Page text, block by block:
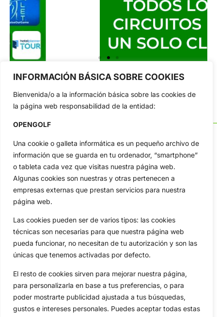
INFORMACIÓN BÁSICA SOBRE COOKIES
Bienvenida/o a la información básica sobre las cookies de
la página web responsabilidad de la entidad:
OPENGOLF
Una cookie o galleta informática es un pequeño archivo de
información que se guarda en tu ordenador, “smartphone”
o tableta cada vez que visitas nuestra página web.
Algunas cookies son nuestras y otras pertenecen a
empresas externas que prestan servicios para nuestra
página web.
Las cookies pueden ser de varios tipos: las cookies
técnicas son necesarias para que nuestra página web
pueda funcionar, no necesitan de tu autorización y son las
únicas que tenemos activadas por defecto.
El resto de cookies sirven para mejorar nuestra página,
para personalizarla en base a tus preferencias, o para
poder mostrarte publicidad ajustada a tus búsquedas,
gustos e intereses personales. Puedes aceptar todas estas
OpenGolf ofrece toda la actualidad, información del golf
profesional y amateur, resultados en directo, vídeos, noticias,
Jon Rahm, LIV Golf, PGA Tour, Ryder Cup, DP World Tour, LPGA
Tour...
Inicio
Actualidad
Amateurs
Circuitos
Especiales
Jon Rahm
Ryder Cup
Reglas
De Interés
Compañía
Aviso Legal